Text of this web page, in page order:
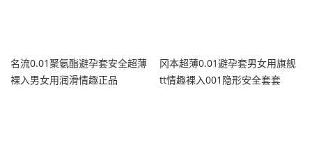
名流0.01聚氨酯避孕套安全超薄
裸入男女用润滑情趣正品
冈本超薄0.01避孕套男女用旗舰
tt情趣裸入001隐形安全套套